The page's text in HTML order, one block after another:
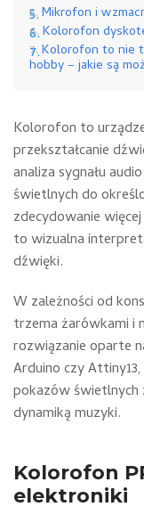
Mikrofon i
Kolorofon
Kolorofon to nie
hobby – jakie są
Kolorofon to
przekształcanie
analiza sygnału
świetlnych do
zdecydowanie
to wizualna
dźwięki.
W zależności od
trzema żarówkami i
rozwiązanie oparte
Arduino czy
pokazów świetlnych
dynamiką muzyki.
Kolorofon
elektroniki